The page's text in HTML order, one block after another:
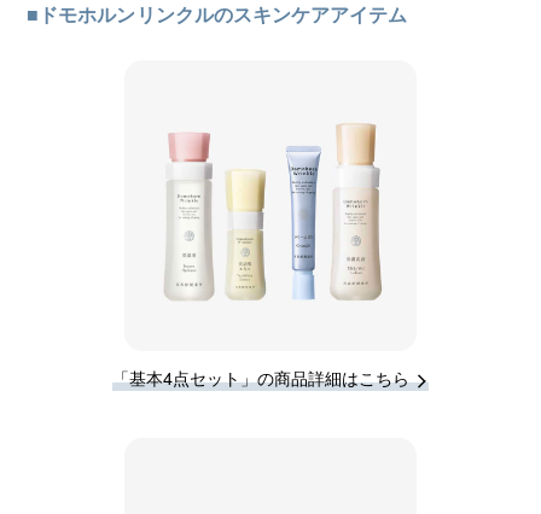
■ドモホルンリンクルのスキンケアアイテム
「基本4点セット」の商品詳細はこちら